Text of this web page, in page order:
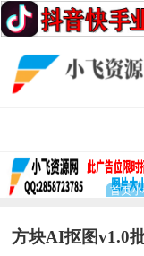
方块AI抠图v1.0